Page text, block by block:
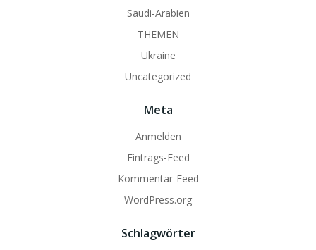
Saudi-Arabien
THEMEN
Ukraine
Uncategorized
Meta
Anmelden
Eintrags-Feed
Kommentar-Feed
WordPress.org
Schlagwörter